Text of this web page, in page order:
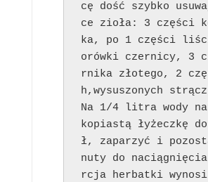
cę dość szybko
ce zioła: 3 części
ka, po 1 części
orówki czernicy, 3
rnika złotego, 2
h,wysuszonych
Na 1/4 litra wody
kopiastą łyżeczkę
ł, zaparzyć i
nuty do
rcja herbatki